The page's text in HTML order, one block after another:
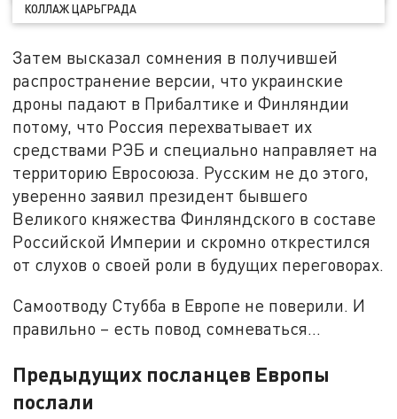
КОЛЛАЖ ЦАРЬГРАДА
Затем высказал сомнения в получившей
распространение версии, что украинские
дроны падают в Прибалтике и Финляндии
потому, что Россия перехватывает их
средствами РЭБ и специально направляет на
территорию Евросоюза. Русским не до этого,
уверенно заявил президент бывшего
Великого княжества Финляндского в составе
Российской Империи и скромно открестился
от слухов о своей роли в будущих переговорах.
Самоотводу Стубба в Европе не поверили. И
правильно – есть повод сомневаться…
Предыдущих посланцев Европы
послали